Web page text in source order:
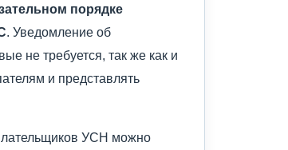
порядке
. Уведомление об
не требуется, так же как и
и представлять
УСН можно